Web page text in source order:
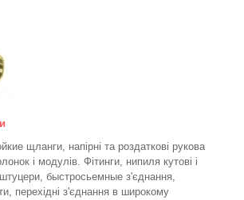
щланги, напірні та роздаткові рукова
і модулів. Фітинги, нипиля кутові і
быстросьемные з'єднання,
перехідні з'єднання в широкому